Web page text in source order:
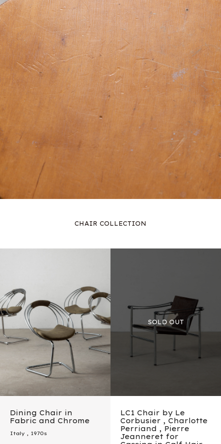
CHAIR COLLECTION
Dining Chair in
Fabric and Chrome
Italy , 1970s
LC1 Chair by Le
Corbusier , Charlotte
Perriand , Pierre
Jeanneret for